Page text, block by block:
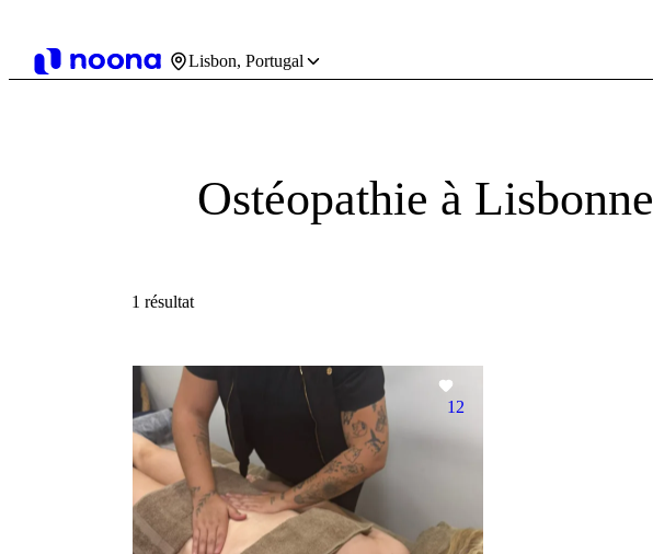
Lisbon, Portugal
Ostéopathie à Lisbonne
1 résultat
12